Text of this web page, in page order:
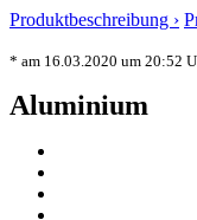
Produktbeschreibung ›
* am 16.03.2020 um 20:52
Aluminium